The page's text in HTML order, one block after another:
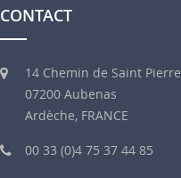
CONTACT
14 Chemin de Saint Pierre
07200 Aubenas
Ardèche, FRANCE
00 33 (0)4 75 37 44 85